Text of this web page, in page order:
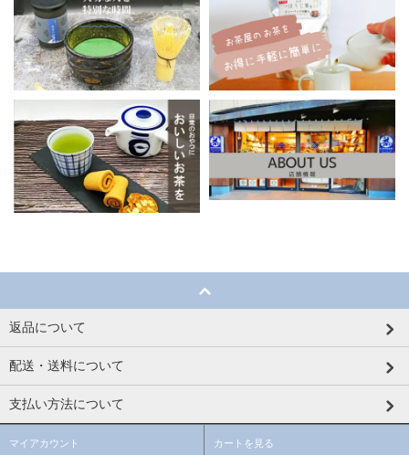
返品について
配送・送料について
支払い方法について
マイアカウント カートを見る